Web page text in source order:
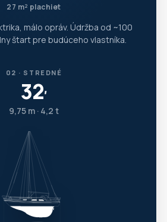
27 m² plachiet
málo opráv. Údržba od ~100
štart pre budúceho vlastníka.
02 · STREDNÉ
32′
9,75 m · 4,2 t